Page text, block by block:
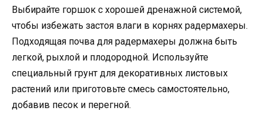
Выбирайте горшок с хорошей дренажной системой,
чтобы избежать застоя влаги в корнях радермахеры.
Подходящая почва для радермахеры должна быть
легкой, рыхлой и плодородной. Используйте
специальный грунт для декоративных листовых
растений или приготовьте смесь самостоятельно,
добавив песок и перегной.